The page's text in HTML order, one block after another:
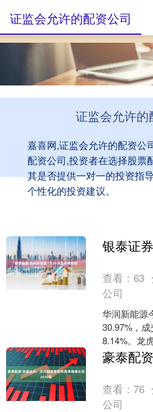
证监会允许的
嘉喜网,证监会允许的配资公
配资公司,投资者在选择股票
其是否提供一对一的投资指
个性化的投资建议。
证监会允许的配资公司
查看：63
公司
华润新能源
30.97%，
8.14%。龙
2.11亿元，
7498....
查看：76
公司